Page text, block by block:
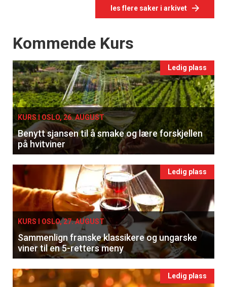
les flere saker i arkivet
Events
Kommende Kurs
Ledig plass
KURS I OSLO, 26. AUGUST
Benytt sjansen til å smake og lære forskjellen
på hvitviner
Ledig plass
KURS I OSLO, 27. AUGUST
Sammenlign franske klassikere og ungarske
viner til en 5-retters meny
Ledig plass